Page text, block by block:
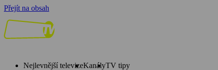
Přejít na obsah
Nejlevnější televizeKanályTV tipy